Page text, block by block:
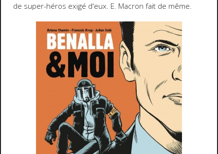
de super-héros exigé d'eux. E. Macron fait de même.